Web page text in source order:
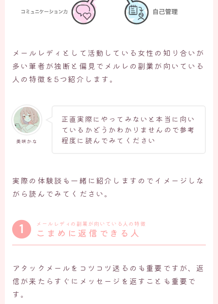
メールレディとして活動している女性の知り合いが
多い筆者が独断と偏見でメルレの副業が向いている
人の特徴を5つ紹介します。
美咲かな
正直実際にやってみないと本当に向い
ているかどうかわかりませんので参考
程度に読んでみてください
実際の体験談も一緒に紹介しますのでイメージしな
がら読んでみてください。
メールレディの副業が向いている人の特徴
こまめに返信できる人
アタックメールをコツコツ送るのも重要ですが、返
信が来たらすぐにメッセージを返すことも重要で
す。